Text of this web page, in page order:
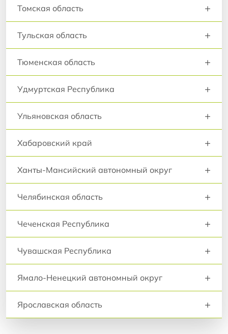
Томская область +
Тульская область +
Тюменская область +
Удмуртская Республика +
Ульяновская область +
Хабаровский край +
Ханты-Мансийский автономный округ +
Челябинская область +
Чеченская Республика +
Чувашская Республика +
Ямало-Ненецкий автономный округ +
Ярославская область +